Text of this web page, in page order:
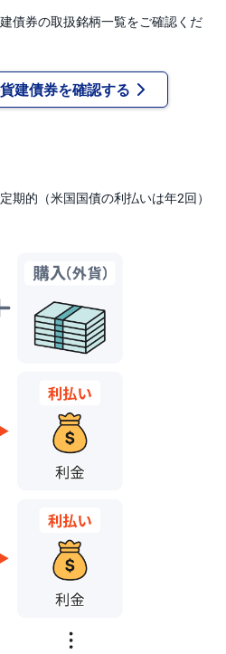
債券の取扱銘柄一覧をご確認くだ
建債券を確認する
期的（米国国債の利払いは年2回）